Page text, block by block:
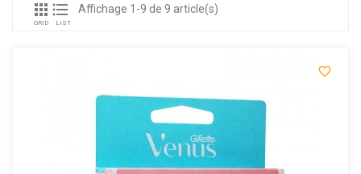

GRID

LIST
Affichage 1-9 de 9 article(s)
